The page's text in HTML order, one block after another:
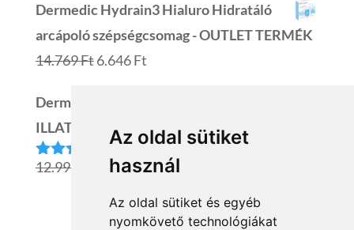
Az oldal sütiket
használ
Az oldal sütiket és egyéb
nyomkövető technológiákat
was:
8.499 Ft.
is:
4.249 Ft.
Dermedic Hydrain3 Hialuro Hidratáló
arcápoló szépségcsomag - OUTLET TERMÉK
14.769FtOriginal
14.769 Ft.
6.646FtCurrent
6.646 Ft.
Dermedic Redness Nyugtató szérum
ILLATANYAGMENTES
Értékelés:
12.999
Original
was:
10.399FtCurrent
is: